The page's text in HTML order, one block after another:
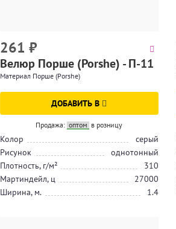
261 ₽
Велюр Порше (Porshe) - П-11
Материал Порше (Porshe)
ДОБАВИТЬ В
Продажа: оптом в розницу
Колор
серый
Рисунок
однотонный
Плотность, г/м²
310
Мартиндейл, ц
27000
Ширина, м.
1.4